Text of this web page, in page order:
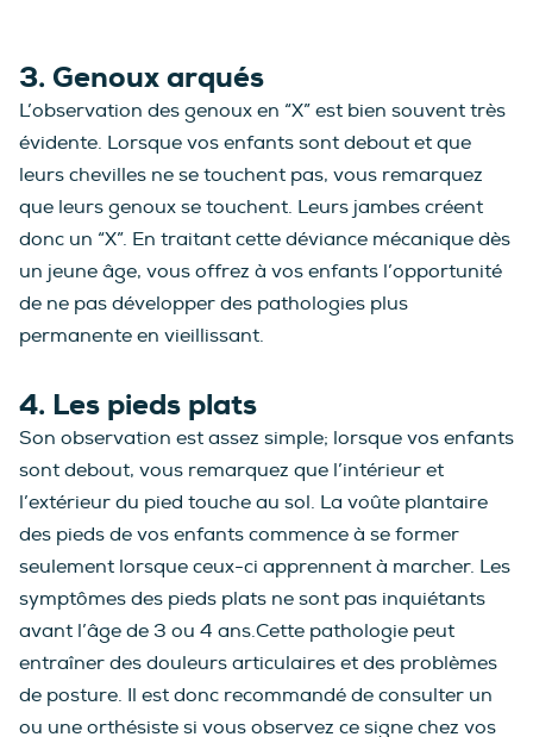
3. Genoux arqués
L’observation des genoux en “X” est bien souvent très
évidente. Lorsque vos enfants sont debout et que
leurs chevilles ne se touchent pas, vous remarquez
que leurs genoux se touchent. Leurs jambes créent
donc un “X”. En traitant cette déviance mécanique dès
un jeune âge, vous offrez à vos enfants l’opportunité
de ne pas développer des pathologies plus
permanente en vieillissant.
4. Les pieds plats
Son observation est assez simple; lorsque vos enfants
sont debout, vous remarquez que l’intérieur et
l’extérieur du pied touche au sol. La voûte plantaire
des pieds de vos enfants commence à se former
seulement lorsque ceux-ci apprennent à marcher. Les
symptômes des pieds plats ne sont pas inquiétants
avant l’âge de 3 ou 4 ans.Cette pathologie peut
entraîner des douleurs articulaires et des problèmes
de posture. Il est donc recommandé de consulter un
ou une orthésiste si vous observez ce signe chez vos